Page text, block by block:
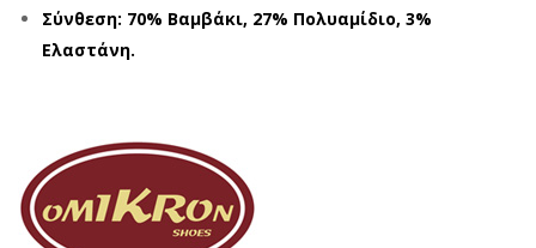
Σύνθεση: 70% Βαμβάκι, 27% Πολυαμίδιο, 3%
Ελαστάνη.